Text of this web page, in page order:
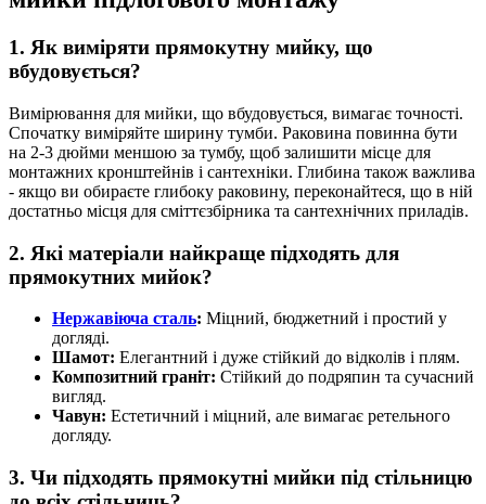
1. Як виміряти прямокутну мийку, що
вбудовується?
Вимірювання для мийки, що вбудовується, вимагає точності.
Спочатку виміряйте ширину тумби. Раковина повинна бути
на 2-3 дюйми меншою за тумбу, щоб залишити місце для
монтажних кронштейнів і сантехніки. Глибина також важлива
- якщо ви обираєте глибоку раковину, переконайтеся, що в ній
достатньо місця для сміттєзбірника та сантехнічних приладів.
2. Які матеріали найкраще підходять для
прямокутних мийок?
Нержавіюча сталь: Міцний, бюджетний і простий у
догляді.
Шамот: Елегантний і дуже стійкий до відколів і плям.
Композитний граніт: Стійкий до подряпин та сучасний
вигляд.
Чавун: Естетичний і міцний, але вимагає ретельного
догляду.
3. Чи підходять прямокутні мийки під стільницю